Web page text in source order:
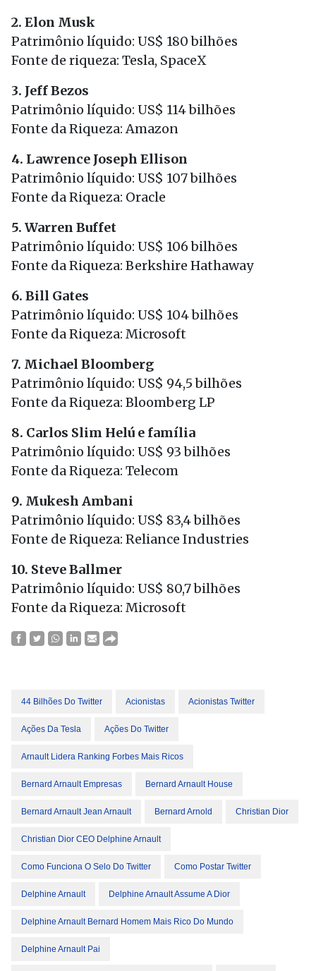
2. Elon Musk
Patrimônio líquido: US$ 180 bilhões
Fonte de riqueza: Tesla, SpaceX
3. Jeff Bezos
Patrimônio líquido: US$ 114 bilhões
Fonte da Riqueza: Amazon
4. Lawrence Joseph Ellison
Patrimônio líquido: US$ 107 bilhões
Fonte da Riqueza: Oracle
5. Warren Buffet
Patrimônio líquido: US$ 106 bilhões
Fonte da Riqueza: Berkshire Hathaway
6. Bill Gates
Patrimônio líquido: US$ 104 bilhões
Fonte da Riqueza: Microsoft
7. Michael Bloomberg
Patrimônio líquido: US$ 94,5 bilhões
Fonte da Riqueza: Bloomberg LP
8. Carlos Slim Helú e família
Patrimônio líquido: US$ 93 bilhões
Fonte da Riqueza: Telecom
9. Mukesh Ambani
Patrimônio líquido: US$ 83,4 bilhões
Fonte de Riqueza: Reliance Industries
10. Steve Ballmer
Patrimônio líquido: US$ 80,7 bilhões
Fonte da Riqueza: Microsoft
44 Bilhões Do Twitter Acionistas Acionistas Twitter
Ações Da Tesla Ações Do Twitter
Arnault Lidera Ranking Forbes Mais Ricos
Bernard Arnault Empresas Bernard Arnault House
Bernard Arnault Jean Arnault Bernard Arnold Christian Dior
Christian Dior CEO Delphine Arnault
Como Funciona O Selo Do Twitter Como Postar Twitter
Delphine Arnault Delphine Arnault Assume A Dior
Delphine Arnault Bernard Homem Mais Rico Do Mundo
Delphine Arnault Pai